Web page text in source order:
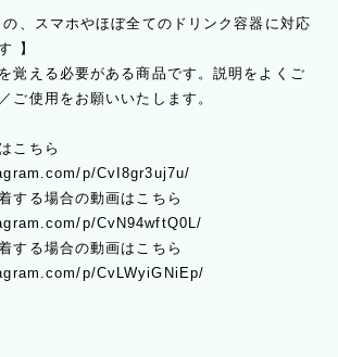
の、スマホやほぼ全てのドリンク容器に対応
】
覚える必要がある商品です。説明をよくご
ご使用をお願いいたします。
こちら
p/CvI8gr3uj7u/
する場合の動画はこちら
p/CvN94wftQ0L/
する場合の動画はこちら
p/CvLWyiGNiEp/